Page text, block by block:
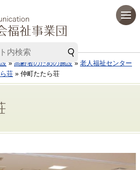
» 高齢者のための施設 » 老人福祉センター
荘 » 仲町たたら荘